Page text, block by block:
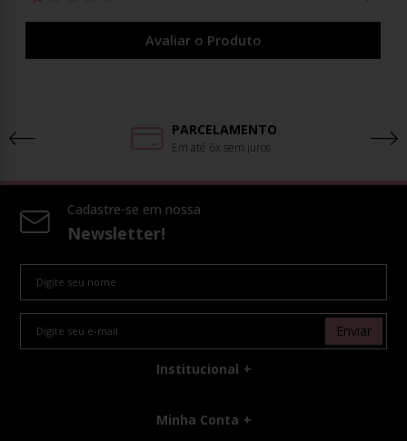
Avaliar o Produto
PARCELAMENTO
Em até 6x sem juros
Cadastre-se em nossa
Newsletter!
Enviar
Institucional
Minha Conta